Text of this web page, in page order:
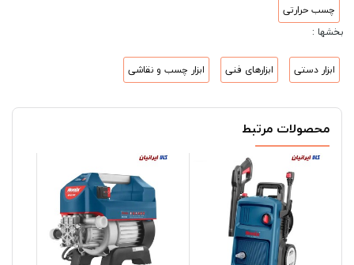
چسب حرارتی
بخشها :
ابزار دستی ابزارهای فنی ابزار چسب و نقاشی
محصولات مرتبط